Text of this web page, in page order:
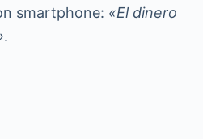
smartphone: «El dinero
.